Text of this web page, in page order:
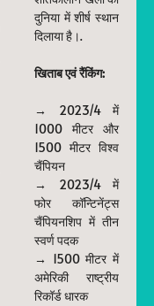
दुनिया में शीर्ष स्थान
दिलाया है।.
खिताब एवं रैंकिंग:
→ 2023/4 में
1000 मीटर और
1500 मीटर विश्व
चैंपियन
→ 2023/4 में
फोर कॉन्टिनेंट्स
चैंपियनशिप में तीन
स्वर्ण पदक
→ 1500 मीटर में
अमेरिकी राष्ट्रीय
रिकॉर्ड धारक